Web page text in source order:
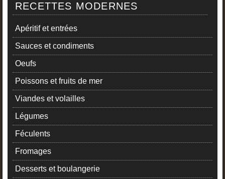
RECETTES MODERNES
Apéritif et entrées
Sauces et condiments
Oeufs
Poissons et fruits de mer
Viandes et volailles
Légumes
Féculents
Fromages
Desserts et boulangerie